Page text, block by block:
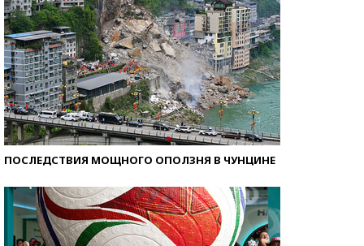
ПОСЛЕДСТВИЯ МОЩНОГО ОПОЛЗНЯ В ЧУНЦИНЕ